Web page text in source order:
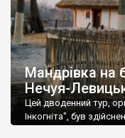
Мандрівка на
Нечуя-
Цей дводенний тур,
Інкогніта", був